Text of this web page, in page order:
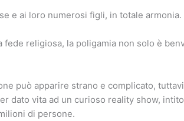
e ai loro numerosi figli, in totale armonia.
fede religiosa, la poligamia non solo è
può apparire strano e complicato,
dato vita ad un curioso reality show,
di persone.